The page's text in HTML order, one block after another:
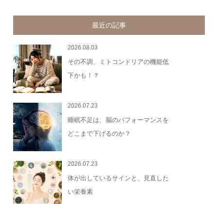
最近の記事
2026.08.03
その不調、ミトコンドリアの機能低
下かも！？
2026.07.23
睡眠不足は、脳のパフォーマンスを
どこまで下げるのか？
2026.07.23
体が出しているサインと、見直した
い栄養素